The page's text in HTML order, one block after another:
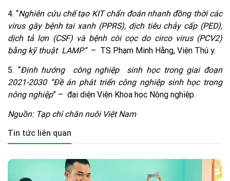
4. “Nghiên cứu chế tạo KIT chẩn đoán nhanh đồng thời các
virus gây bệnh tai xanh (PPRS), dịch tiêu chảy cấp (PED),
dịch tả lợn (CSF) và bệnh còi cọc do circo virus (PCV2)
bằng kỹ thuật LAMP” – TS Phạm Minh Hằng, Viện Thú y.
5. “Định hướng công nghiệp sinh học trong giai đoạn
2021-2030 “Đề án phát triển công nghiệp sinh học trong
nông nghiệp” – đại diện Viện Khoa học Nông nghiệp.
Nguồn: Tạp chí chăn nuôi Việt Nam
Tin tức liên quan